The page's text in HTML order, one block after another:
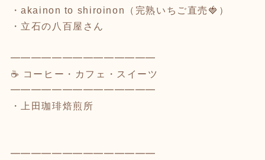
・akainon to shiroinon（完熟いちご直売🍓）
・立石の八百屋さん
━━━━━━━━━━━━━━
☕ コーヒー・カフェ・スイーツ
━━━━━━━━━━━━━━
・上田珈琲焙煎所
━━━━━━━━━━━━━━